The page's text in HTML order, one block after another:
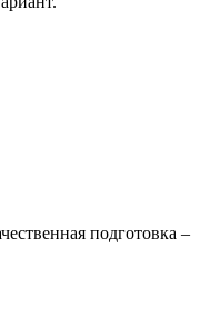
подготовка –